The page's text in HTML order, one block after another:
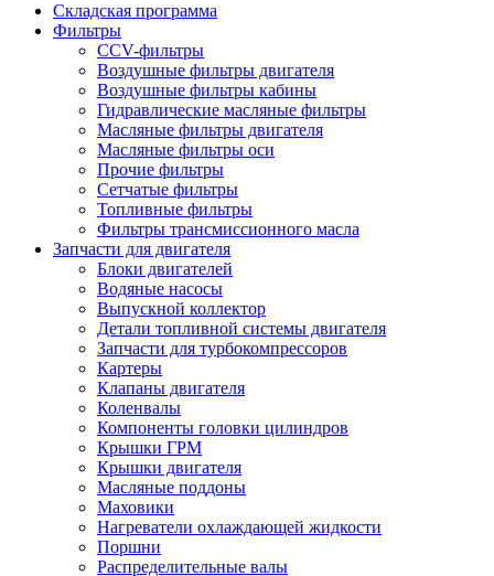
Складская программа
Фильтры
CCV-фильтры
Воздушные фильтры двигателя
Воздушные фильтры кабины
Гидравлические масляные фильтры
Масляные фильтры двигателя
Масляные фильтры оси
Прочие фильтры
Сетчатые фильтры
Топливные фильтры
Фильтры трансмиссионного масла
Запчасти для двигателя
Блоки двигателей
Водяные насосы
Выпускной коллектор
Детали топливной системы двигателя
Запчасти для турбокомпрессоров
Картеры
Клапаны двигателя
Коленвалы
Компоненты головки цилиндров
Крышки ГРМ
Крышки двигателя
Масляные поддоны
Маховики
Нагреватели охлаждающей жидкости
Поршни
Распределительные валы